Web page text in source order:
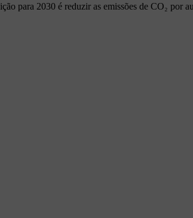
para 2030 é reduzir as emissões de CO₂ por